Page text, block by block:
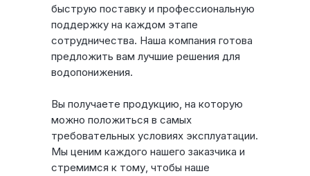
быструю поставку и профессиональную
поддержку на каждом этапе
сотрудничества. Наша компания готова
предложить вам лучшие решения для
водопонижения.
Вы получаете продукцию, на которую
можно положиться в самых
требовательных условиях эксплуатации.
Мы ценим каждого нашего заказчика и
стремимся к тому, чтобы наше
24 часа — выезд инженера
Полный цикл работ: от обследования до демонтажа
Решения под сложные грунтовые условия
Работаем по всей территории РФ
задач по водопонижению
Один партнёр для решения